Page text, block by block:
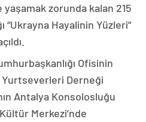
zorunda kalan 215
“Ukrayna Hayalinin Yüzleri”
Ofisinin
Yurtseverleri Derneği
Antalya Konsolosluğu
Merkezi’nde